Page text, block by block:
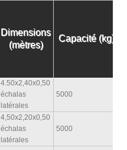
Dimensions
(mètres)
Capacité (kg)
4.50x2,40x0,50
échalas
latérales
5000
4,50x2,20x0,50
échalas
latérales
5000